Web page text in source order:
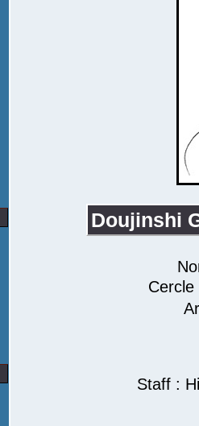
Doujinshi
Staff :